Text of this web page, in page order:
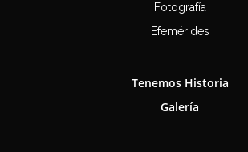
Fotografía
Efemérides
Tenemos Historia
Galería